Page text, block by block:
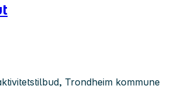
Trondheim kommune